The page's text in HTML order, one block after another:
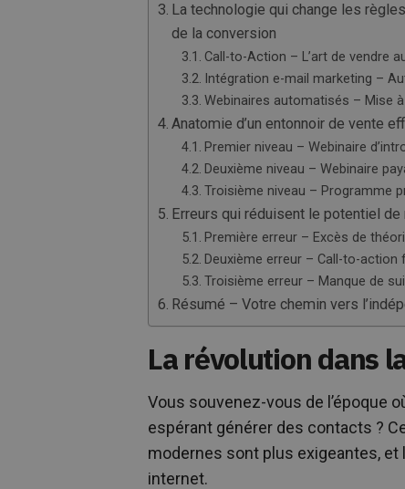
La technologie qui change les
de la conversion
Call-to-Action – L’art de vendre
Intégration e-mail marketing –
Webinaires automatisés – Mise
Anatomie d’un entonnoir de vente
Premier niveau – Webinaire
Deuxième niveau – Webinaire
Troisième niveau – Programme
Erreurs qui réduisent le potentiel
Première erreur – Excès de
Deuxième erreur – Call-to-action
Troisième erreur – Manque de
Résumé – Votre chemin vers
La révolution dans
Vous souvenez-vous de l’époque
espérant générer des contacts ?
modernes sont plus exigeantes,
internet.